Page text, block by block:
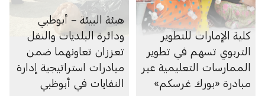
كلية الإمارات للتطوير
التربوي تسهم في تطوير
الممارسات التعليمية عبر
مبادرة «بورك غرسكم»
هيئة البيئة – أبوظبي
ودائرة البلديات والنقل
تعززان تعاونهما ضمن
مبادرات استراتيجية إدارة
النفايات في أبوظبي